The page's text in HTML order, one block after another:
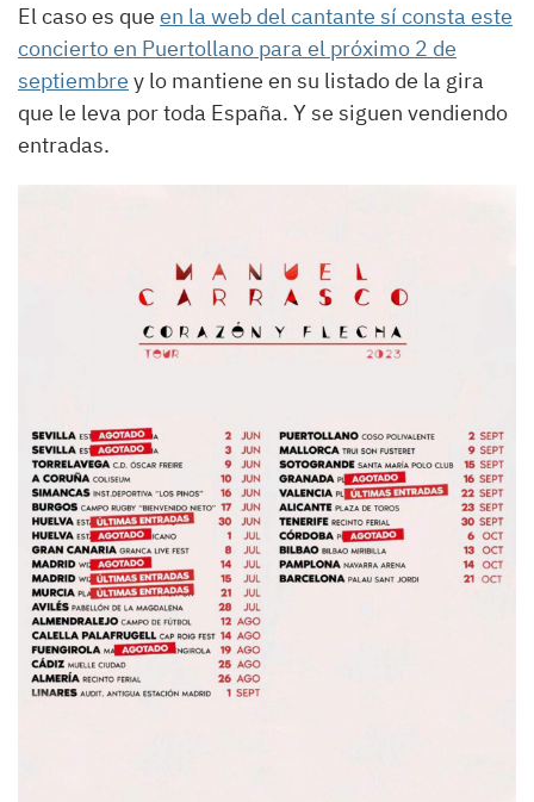
El caso es que en la web del cantante sí consta este
concierto en Puertollano para el próximo 2 de
septiembre y lo mantiene en su listado de la gira
que le leva por toda España. Y se siguen vendiendo
entradas.